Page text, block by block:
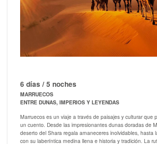
6 días / 5 noches
MARRUECOS
ENTRE DUNAS, IMPERIOS Y LEYENDAS
Marruecos es un viaje a través de paisajes y culturar que
un cuento. Desde las impresionantes dunas doradas de
deserto del Shara regala amaneceres inolvidables, hasta
con su laberíntica medina llena e historia y tradición. La